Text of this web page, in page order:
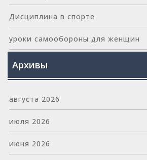
Дисциплина в спорте
уроки самообороны для женщин
Архивы
августа 2026
июля 2026
июня 2026